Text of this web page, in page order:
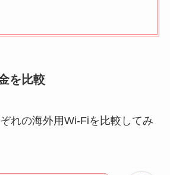
を比較
れの海外用Wi-Fiを比較してみ